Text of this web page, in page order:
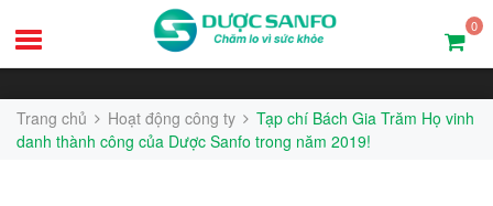
0
Trang chủ Hoạt động công ty
Tạp chí Bách Gia Trăm Họ vinh
danh thành công của Dược Sanfo trong năm 2019!